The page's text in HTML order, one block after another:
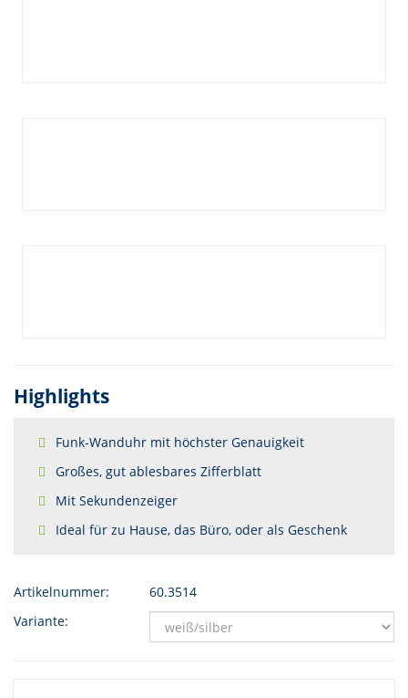
Highlights
Funk-Wanduhr mit höchster Genauigkeit
Großes, gut ablesbares Zifferblatt
Mit Sekundenzeiger
Ideal für zu Hause, das Büro, oder als Geschenk
Artikelnummer:
60.3514
Variante: